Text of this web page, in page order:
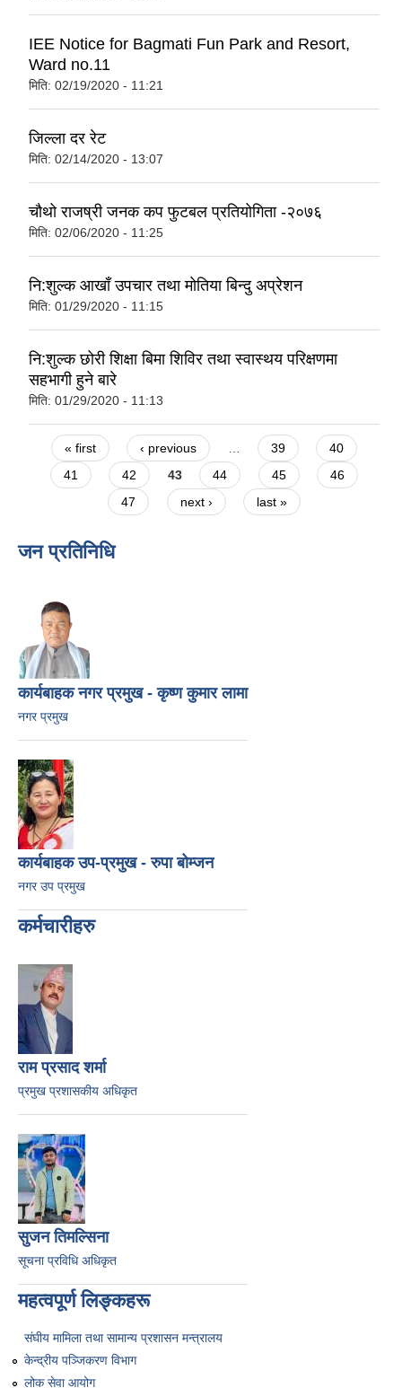
IEE Notice for Bagmati Fun Park and Resort,
Ward no.11
मिति: 02/19/2020 - 11:21
जिल्ला दर रेट
मिति: 02/14/2020 - 13:07
चौथो राजष्री जनक कप फुटबल प्रतियोगिता -२०७६
मिति: 02/06/2020 - 11:25
नि:शुल्क आखाँ उपचार तथा मोतिया बिन्दु अप्रेशन
मिति: 01/29/2020 - 11:15
नि:शुल्क छोरी शिक्षा बिमा शिविर तथा स्वास्थय परिक्षणमा
सहभागी हुने बारे
मिति: 01/29/2020 - 11:13
Pages
« first ‹ previous 39
40
41
42 43 44 45
46
47
next › last »
जन प्रतिनिधि
कार्यबाहक नगर प्रमुख - कृष्ण कुमार लामा
नगर प्रमुख
कार्यबाहक उप-प्रमुख - रुपा बोम्जन
नगर उप प्रमुख
कर्मचारीहरु
राम प्रसाद शर्मा
प्रमुख प्रशासकीय अधिकृत
सुजन तिमल्सिना
सूचना प्रविधि अधिकृत
महत्वपूर्ण लिङ्कहरू
संघीय मामिला तथा सामान्य प्रशासन मन्त्रालय
केन्द्रीय पञ्जिकरण विभाग
लोक सेवा आयोग